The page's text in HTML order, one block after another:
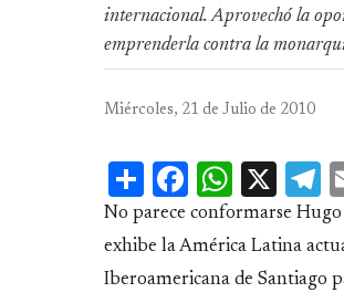
internacional. Aprovechó la
emprenderla contra la
Miércoles, 21 de Julio de 2010
ShareFacebook
X
No parece conformarse
exhibe la América Latina
Iberoamericana de Santiago